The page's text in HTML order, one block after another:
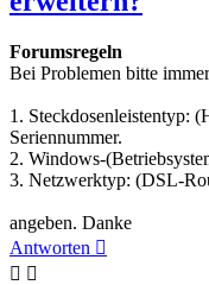
Forumsregeln
Bei Problemen bitte
1. Steckdosenleistentyp:
Seriennummer.
2. Windows-
3. Netzwerktyp: (DSL-
angeben. Danke
Antworten